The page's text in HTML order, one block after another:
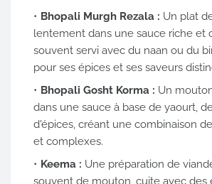
Bhopali Murgh Rezala : Un plat
lentement dans une sauce riche et
souvent servi avec du naan ou du
pour ses épices et ses saveurs
Bhopali Gosht Korma : Un
dans une sauce à base de yaourt,
d'épices, créant une combinaison
et complexes.
Keema : Une préparation de
souvent de mouton, cuite avec des